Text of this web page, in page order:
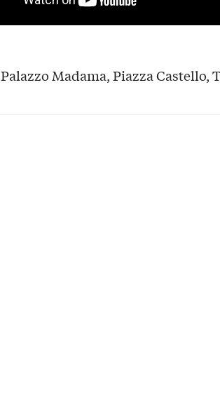
Palazzo Madama, Piazza Castello,